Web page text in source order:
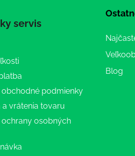
servis
obchodné podmienky
a vrátenia tovaru
ochrany osobných
Blog